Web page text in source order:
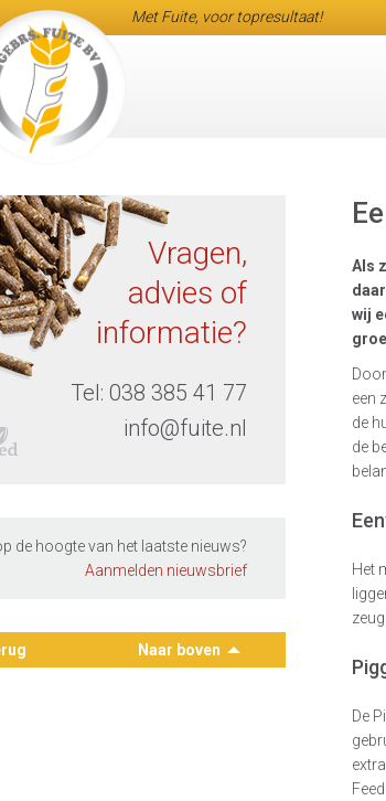
Met Fuite, voor topresultaat!
Vragen,
advies of
informatie?
Tel: 038 385 41 77
info@fuite.nl
de hoogte van het laatste nieuws?
Aanmelden nieuwsbrief
Naar boven
Als
wij
een
de
de
Het
De